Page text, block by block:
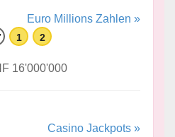
Euro Millions Zahlen »
1 2
16'000'000
Casino Jackpots »